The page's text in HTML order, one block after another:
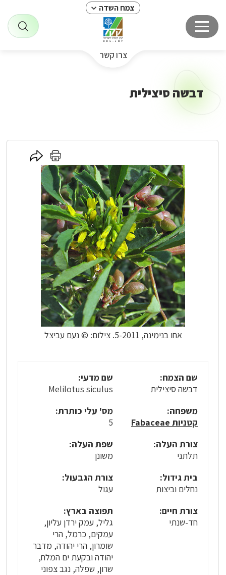
צמח השדה
צרו קשר
דבשה סיצילית
אחו בנימינה, 5-2011. צילום: © נעם עביצל
לחץ
כאן
להדפסה
לחץ
כאן
לשיתוף
שם הצמח:
דבשה סיצילית
שם מדעי:
Melilotus siculus
משפחה:
קטניות Fabaceae
מס' עלי כותרת:
5
צורת העלה:
תלתני
שפת העלה:
משונן
בית גידול:
נחלים וביצות
צורת הגבעול:
עגול
צורת חיים:
חד-שנתי
תפוצה בארץ:
גליל, עמק ירדן עליון,
עמקים, כרמל, הרי
שומרון, הרי יהודה, מדבר
יהודה ובקעת ים המלח,
שרון, שפלה, נגב צפוני